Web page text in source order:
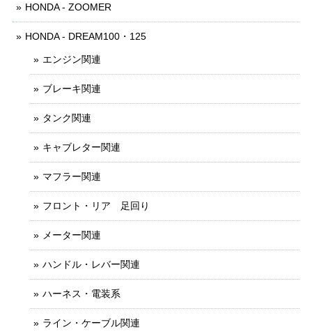
HONDA - ZOOMER
HONDA - DREAM100・125
エンジン関連
ブレーキ関連
タンク関連
キャブレター関連
マフラー関連
フロント・リア 足回り
メーター関連
ハンドル・レバー関連
ハーネス・電装系
ライン・ケーブル関連